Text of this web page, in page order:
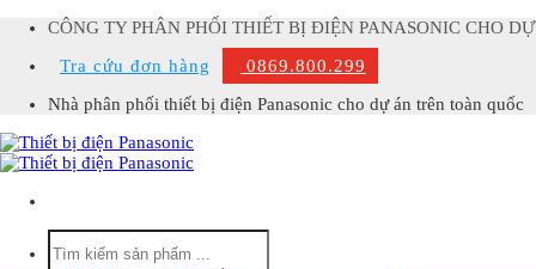
Skip
content
CÔNG TY PHÂN PHỐI THIẾT BỊ ĐIỆN PANASONIC CHO
Tra cứu đơn hàng
0869.800.299
Nhà phân phối thiết bị điện Panasonic cho dự án trên toàn quốc
Tìm
kiếm: